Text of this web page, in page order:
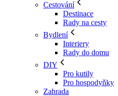
Cestování
Destinace
Rady na cesty
Bydlení
Interiery
Rady do domu
DIY
Pro kutily
Pro hospodyňky
Zahrada